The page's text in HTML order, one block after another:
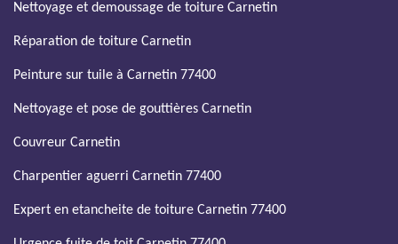
Nettoyage et demoussage de toiture Carnetin
Réparation de toiture Carnetin
Peinture sur tuile à Carnetin 77400
Nettoyage et pose de gouttières Carnetin
Couvreur Carnetin
Charpentier aguerri Carnetin 77400
Expert en etancheite de toiture Carnetin 77400